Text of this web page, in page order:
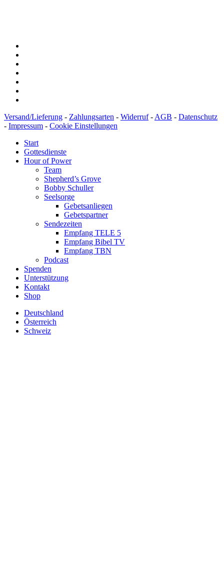
Versand/Lieferung - Zahlungsarten - Widerruf- AGB - Datenschutz
- Impressum - Cookie Einstellungen
Start
Gottesdienste
Hour of Power
Team
Shepherd’s Grove
Bobby Schuller
Seelsorge
Gebetsanliegen
Gebetspartner
Sendezeiten
Empfang TELE 5
Empfang Bibel TV
Empfang TBN
Podcast
Spenden
Unterstützung
Kontakt
Shop
Deutschland
Österreich
Schweiz